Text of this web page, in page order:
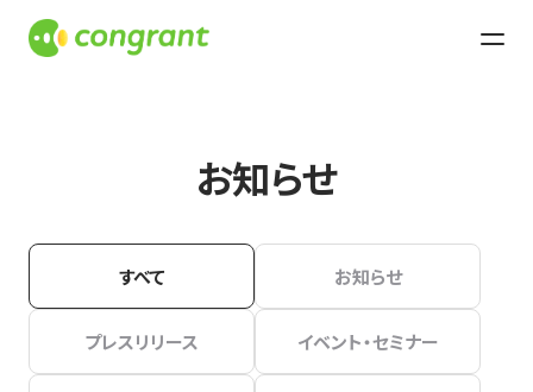
お知らせ
すべて お知らせ
プレスリリース イベント・セミナー